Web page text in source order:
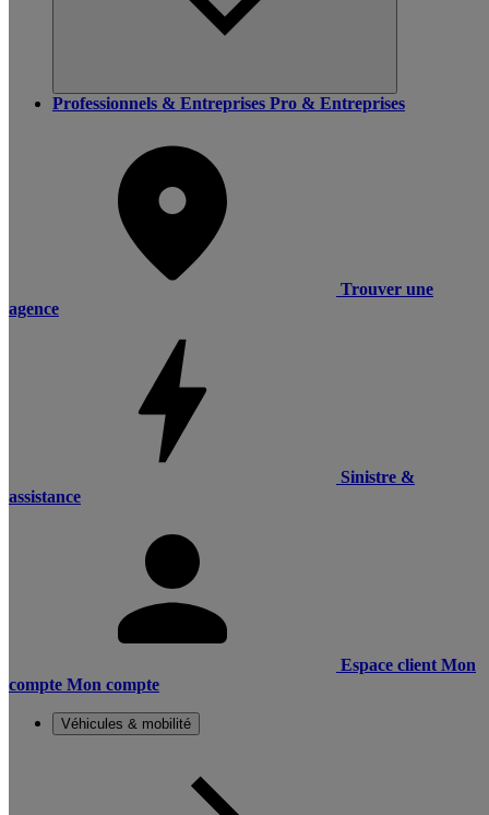
Professionnels & Entreprises Pro & Entreprises
Trouver une
agence
Sinistre &
assistance
Espace client Mon
compte Mon compte
Véhicules & mobilité